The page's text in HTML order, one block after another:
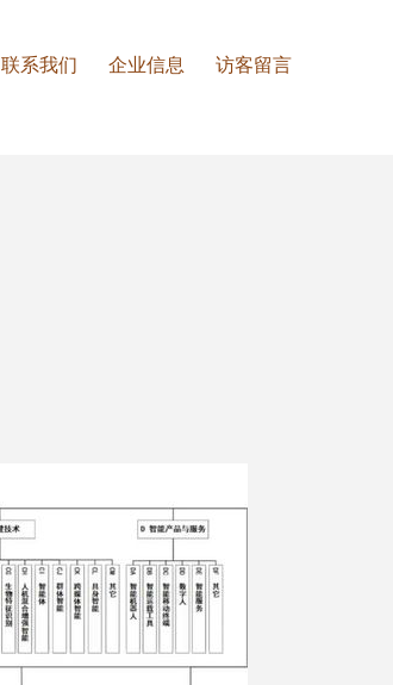
联系我们 企业信息 访客留言